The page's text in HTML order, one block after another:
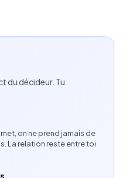
de
du décideur. Tu
on ne prend jamais de
La relation reste entre toi